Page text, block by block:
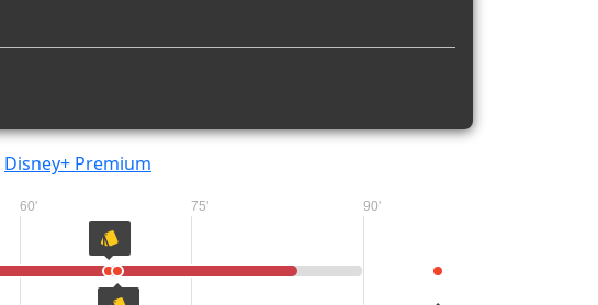
Disney+ Premium
60' 75' 90'